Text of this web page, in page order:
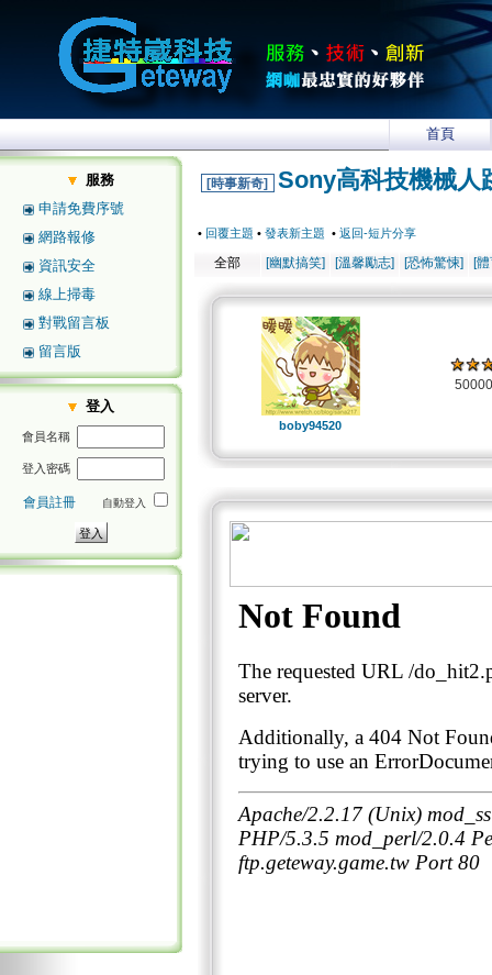
首頁
服務
申請免費序號
網路報修
資訊安全
線上掃毒
對戰留言板
留言版
登入
會員名稱
登入密碼
會員註冊 自動登入
[時事新奇] Sony高科技機械人
• 回覆主題 • 發表新主題 • 返回-短片分享
全部 [幽默搞笑] [溫馨勵志] [恐怖驚悚] [
boby94520